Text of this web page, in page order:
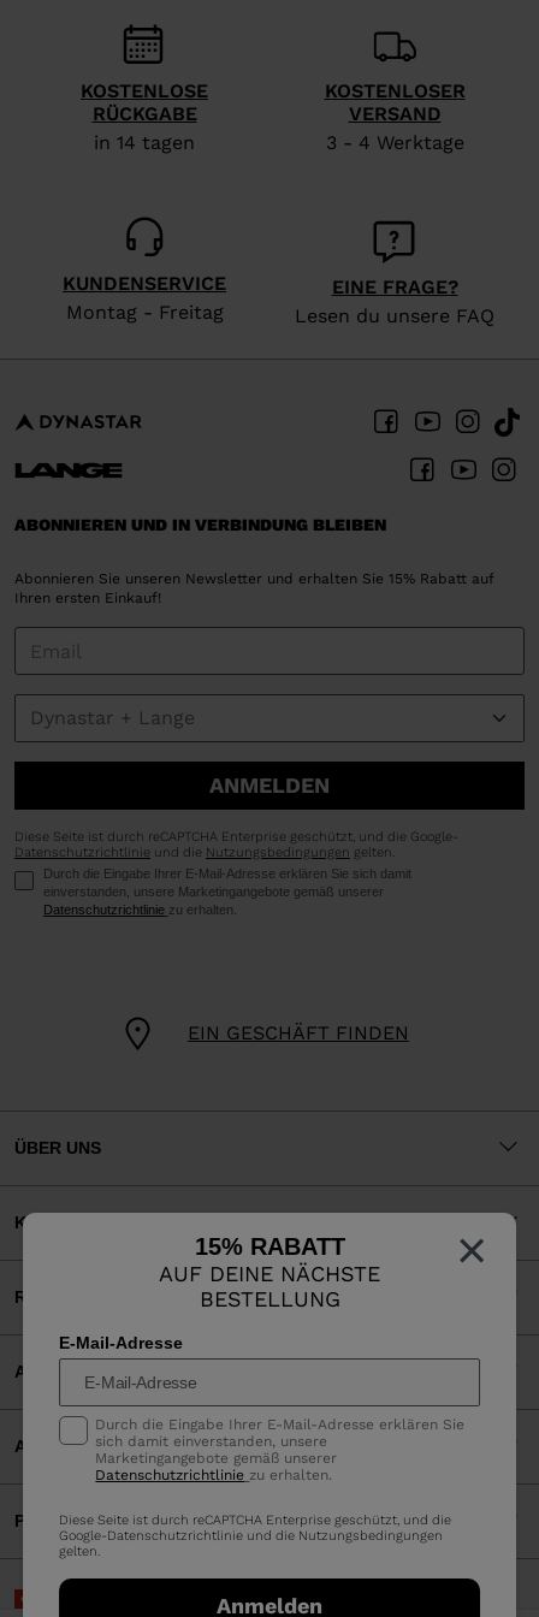
recommend
visiting
the
website
United
States.
×
15% RABATT
AUF DEINE NÄCHSTE
BESTELLUNG
E-Mail-Adresse
Durch die Eingabe Ihrer E-Mail-Adresse erklären Sie
sich damit einverstanden, unsere
Marketingangebote gemäß unserer
Datenschutzrichtlinie zu erhalten.
Diese Seite ist durch reCAPTCHA Enterprise geschützt, und die
Google-Datenschutzrichtlinie und die Nutzungsbedingungen
gelten.
Anmelden
KOSTENLOSE
RÜCKGABE
in 14 tagen
KOSTENLOSER
VERSAND
3 - 4 Werktage
KUNDENSERVICE
Montag - Freitag
EINE FRAGE?
Lesen du unsere FAQ
EIN GESCHÄFT FINDEN
ABONNIEREN UND IN VERBINDUNG BLEIBEN
Abonnieren Sie unseren Newsletter und erhalten Sie 15% Rabatt auf
Ihren ersten Einkauf!
ANMELDEN
Diese Seite ist durch reCAPTCHA Enterprise geschützt, und die Google-
Datenschutzrichtlinie und die Nutzungsbedingungen gelten.
Durch die Eingabe Ihrer E-Mail-Adresse erklären Sie sich damit
einverstanden, unsere Marketingangebote gemäß unserer
Datenschutzrichtlinie zu erhalten.
ÜBER UNS
KUNDENSERVICE
RECHTLICHES
AKZEPTIERTE ZAHLUNGEN
APP
PARTNERS